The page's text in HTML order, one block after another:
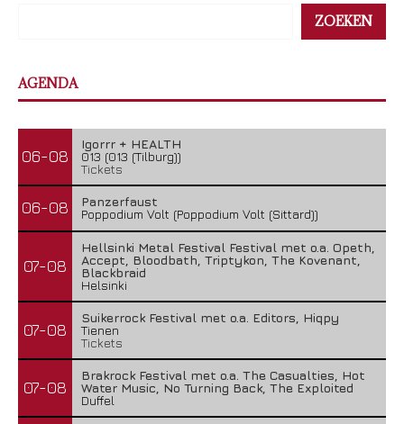
ZOEKEN
AGENDA
06-08
Igorrr + HEALTH
013 (013 (Tilburg))
Tickets
06-08
Panzerfaust
Poppodium Volt (Poppodium Volt (Sittard))
07-08
Hellsinki Metal Festival Festival met o.a. Opeth,
Accept, Bloodbath, Triptykon, The Kovenant,
Blackbraid
Helsinki
07-08
Suikerrock Festival met o.a. Editors, Hiqpy
Tienen
Tickets
07-08
Brakrock Festival met o.a. The Casualties, Hot
Water Music, No Turning Back, The Exploited
Duffel